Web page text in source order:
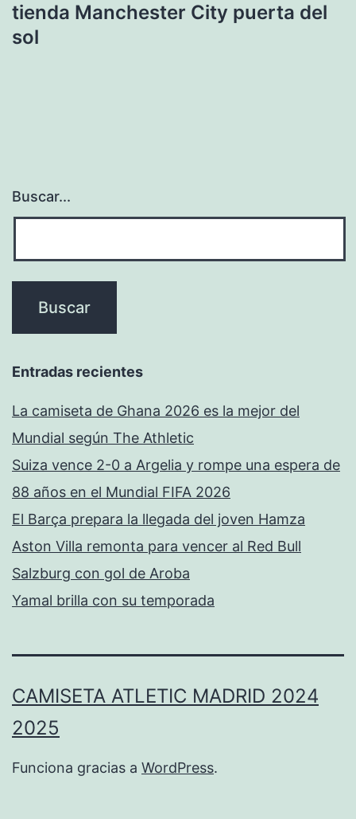
tienda Manchester City puerta del
sol
Buscar...
Entradas recientes
La camiseta de Ghana 2026 es la mejor del
Mundial según The Athletic
Suiza vence 2-0 a Argelia y rompe una espera de
88 años en el Mundial FIFA 2026
El Barça prepara la llegada del joven Hamza
Aston Villa remonta para vencer al Red Bull
Salzburg con gol de Aroba
Yamal brilla con su temporada
CAMISETA ATLETIC MADRID 2024
2025
Funciona gracias a WordPress.